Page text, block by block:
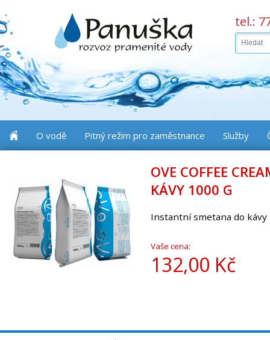
tel.:
O vodě Pitný režim pro zaměstnance Služby
OVE COFFEE
KÁVY 1000 G
Instantní smetana do
Vaše cena:
132,00 Kč